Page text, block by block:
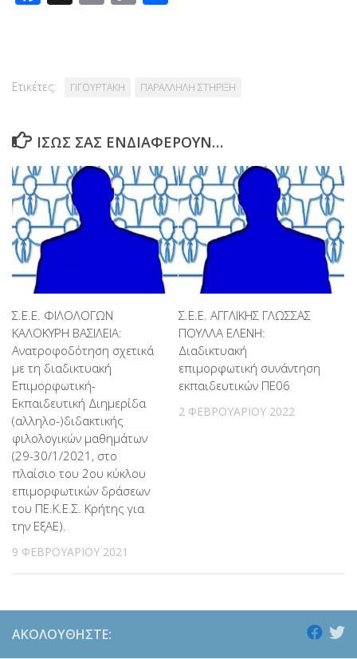
Ετικέτες: ΓΙΓΟΥΡΤΑΚΗ ΠΑΡΑΛΛΗΛΗ ΣΤΗΡΙΞΗ
ΊΣΩΣ ΣΑΣ ΕΝΔΙΑΦΈΡΟΥΝ…
Σ.Ε.Ε. ΦΙΛΟΛΟΓΩΝ
ΚΑΛΟΚΥΡΗ ΒΑΣΙΛΕΙΑ:
Aνατροφοδότηση σχετικά
με τη διαδικτυακή
Επιμορφωτική-
Εκπαιδευτική Διημερίδα
(αλληλο-)διδακτικής
φιλολογικών μαθημάτων
(29-30/1/2021, στο
πλαίσιο του 2ου κύκλου
επιμορφωτικών δράσεων
του ΠΕ.Κ.Ε.Σ. Κρήτης για
την ΕξΑΕ).
9 ΦΕΒΡΟΥΑΡΊΟΥ 2021
Σ.Ε.Ε. ΑΓΓΛΙΚΗΣ ΓΛΩΣΣΑΣ
ΠΟΥΛΛΑ ΕΛΕΝΗ:
Διαδικτυακή
επιμορφωτική συνάντηση
εκπαιδευτικών ΠΕ06
2 ΦΕΒΡΟΥΑΡΊΟΥ 2022
ΑΚΟΛΟΥΘΉΣΤΕ: